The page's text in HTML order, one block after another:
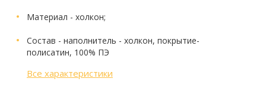
Материал - холкон;
Состав - наполнитель - холкон, покрытие-
полисатин, 100% ПЭ
Все характеристики